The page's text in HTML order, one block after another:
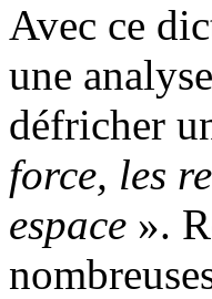
Avec ce
une
défricher
force, les
espace ».